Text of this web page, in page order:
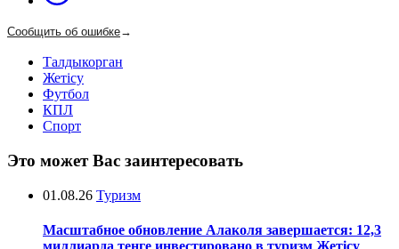
Сообщить об ошибке→
Талдыкорган
Жетісу
Футбол
КПЛ
Спорт
Это может Вас заинтересовать
01.08.26 Туризм
Масштабное обновление Алаколя завершается: 12,3
миллиарда тенге инвестировано в туризм Жетісу